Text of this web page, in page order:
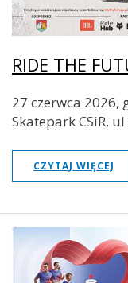
RIDE THE
27 czerwca 2026,
Skatepark CSiR,
CZYTAJ WIĘCEJ